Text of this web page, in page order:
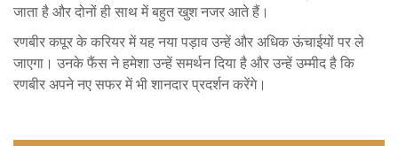
जाता है और दोनों ही साथ में बहुत खुश नजर आते हैं।
रणबीर कपूर के करियर में यह नया पड़ाव उन्हें और अधिक ऊंचाईयों पर ले
जाएगा। उनके फैंस ने हमेशा उन्हें समर्थन दिया है और उन्हें उम्मीद है कि
रणबीर अपने नए सफर में भी शानदार प्रदर्शन करेंगे।